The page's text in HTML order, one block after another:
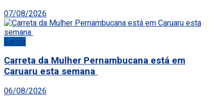
07/08/2026
Saúde
Carreta da Mulher Pernambucana está em
Caruaru esta semana
06/08/2026